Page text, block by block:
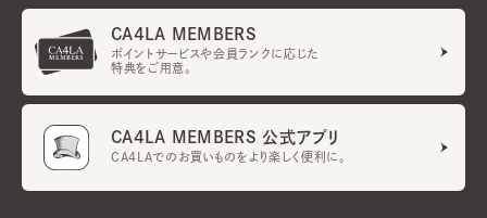
CA4LA MEMBERS
ポイントサービスや会員ランクに応じた
特典をご用意。
CA4LA MEMBERS 公式アプリ
CA4LAでのお買いものをより楽しく便利に。